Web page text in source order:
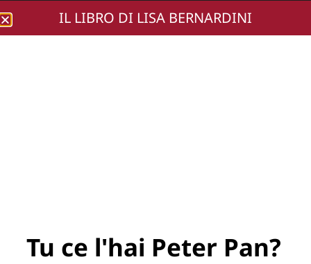
Lisa Bernardini
IL LIBRO DI LISA BERNARDINI
Tu ce l'hai Peter Pan?